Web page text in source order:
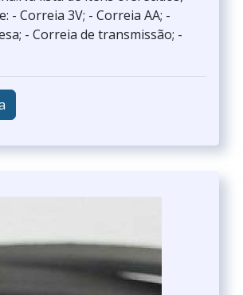
- Correia 3V; - Correia AA; -
- Correia de transmissão; -